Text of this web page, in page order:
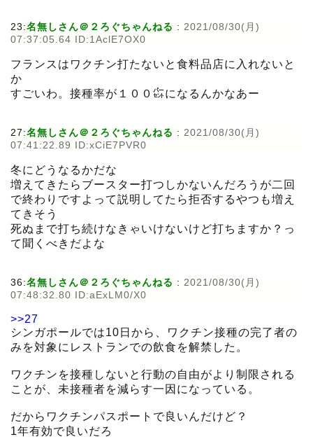
23:名無しさん＠２ろぐちゃんねる : 2021/08/30(月)
07:37:05.64 ID:1AclE7OX0
フランスはワクチン打たないと食料品店に入れないと
か
すごいわ。接種率が１００㌫になるんかなあー
27:名無しさん＠２ろぐちゃんねる : 2021/08/30(月)
07:41:22.89 ID:xCiE7PVR0
冬にどうなるかだな
増えてきたらブースター打つしかないんだろうが二回
で終わりですよって説明してたら拒否するやつも増え
てきそう
死ぬまで打ち続けなきゃいけないけど打ちますか？っ
て聞くべきだよな
36:名無しさん＠２ろぐちゃんねる : 2021/08/30(月)
07:48:32.80 ID:aExLM0/X0
>>27
シンガポールでは10日から、ワクチン接種の完了者の
みを対象にレストランでの飲食を解禁した。
ワクチンを接種しないと行動の自由がより制限される
ことが、未接種者を減らす一因になっている。
だからワクチンパスポートで良いんだけど？
1年有効で良いだろ